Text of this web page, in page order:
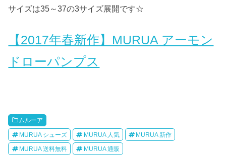
サイズは35～37の3サイズ展開です☆
【2017年春新作】MURUA アーモン
ドローパンプス
ムルーア
MURUA シューズ MURUA 人気 MURUA 新作
MURUA 送料無料 MURUA 通販